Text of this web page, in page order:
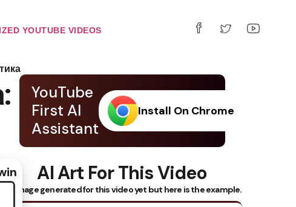
YOUTUBE VIDEOS
Subtitles
YouTube
First AI
Assistant
Install On Chrome
AI Art For This Video
No image generated for this video yet but here is the example.